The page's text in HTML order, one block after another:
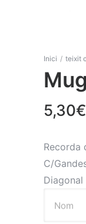
Inici / teixit
5,30€
Recorda
C/
Diagonal
Nom